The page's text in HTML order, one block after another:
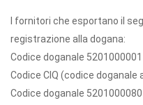
I fornitori che esportano il
registrazione alla dogana:
Codice doganale 5201000001
Codice CIQ (codice
Codice doganale 5201000080